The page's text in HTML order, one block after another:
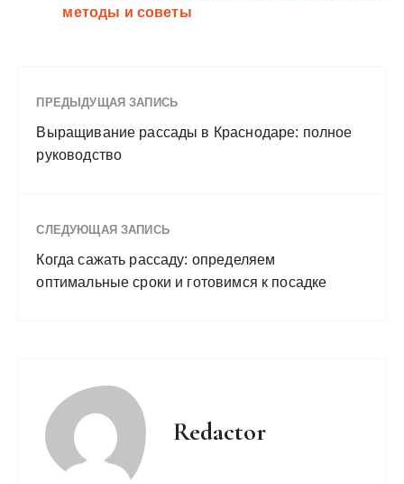
методы и советы
ПРЕДЫДУЩАЯ ЗАПИСЬ
Выращивание рассады в Краснодаре: полное
руководство
СЛЕДУЮЩАЯ ЗАПИСЬ
Когда сажать рассаду: определяем
оптимальные сроки и готовимся к посадке
Redactor